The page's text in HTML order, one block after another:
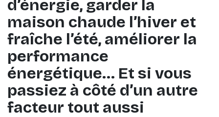
d’énergie, garder la
maison chaude l’hiver et
fraîche l’été, améliorer la
performance
énergétique… Et si vous
passiez à côté d’un autre
facteur tout aussi